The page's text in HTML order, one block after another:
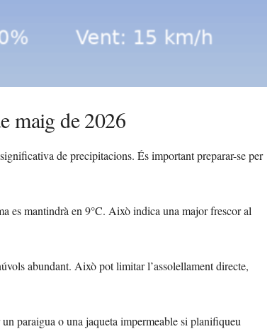
maig de 2026
de precipitacions. És important preparar-se per
es mantindrà en 9°C. Això indica una major frescor al
abundant. Això pot limitar l’assolellament directe,
paraigua o una jaqueta impermeable si planifiqueu